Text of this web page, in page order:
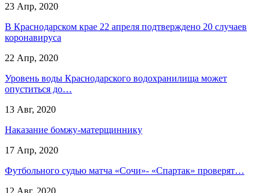
23 Апр, 2020
В Краснодарском крае 22 апреля подтверждено 20 случаев
коронавируса
22 Апр, 2020
Уровень воды Краснодарского водохранилища может
опуститься до…
13 Авг, 2020
Наказание бомжу-матерщиннику
17 Апр, 2020
Футбольного судью матча «Сочи»- «Спартак» проверят…
12 Авг, 2020